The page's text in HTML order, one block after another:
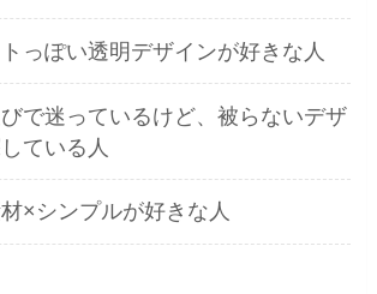
っぽい透明デザインが好きな人
で迷っているけど、被らないデザ
ている人
×シンプルが好きな人